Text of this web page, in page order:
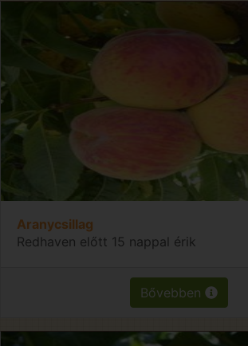
Aranycsillag
Redhaven előtt 15 nappal érik
Bővebben